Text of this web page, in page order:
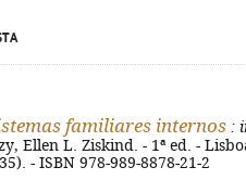
familiares internos :
Ellen L. Ziskind. - 1ª ed. -
- ISBN 978-989-8878-21-2